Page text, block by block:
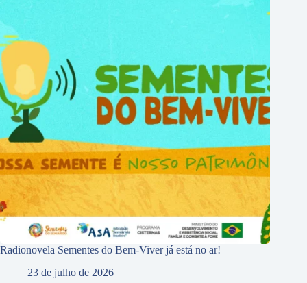
Radionovela Sementes do Bem-Viver já está no ar!
23 de julho de 2026